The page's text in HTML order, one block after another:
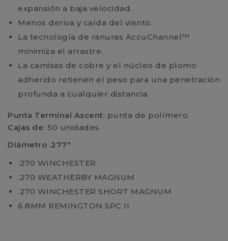
expansión a baja velocidad.
Menos deriva y caída del viento.
La tecnología de ranuras AccuChannel™
minimiza el arrastre.
La camisas de cobre y el núcleo de plomo
adherido retienen el peso para una penetración
profunda a cualquier distancia.
Punta Terminal Ascent: punta de polímero.
Cajas de: 50 unidades.
Diámetro .277"
.270 WINCHESTER
.270 WEATHERBY MAGNUM
.270 WINCHESTER SHORT MAGNUM
6.8MM REMINGTON SPC II